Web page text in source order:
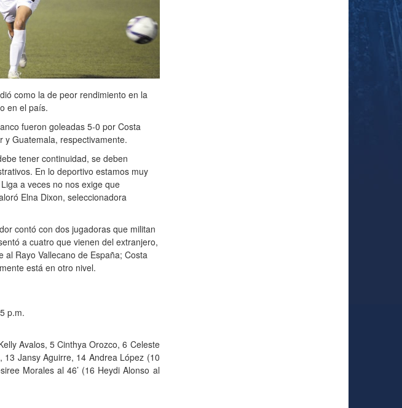
como la de peor rendimiento en la
en el país.
fueron goleadas 5-0 por Costa
Guatemala, respectivamente.
tener continuidad, se deben
En lo deportivo estamos muy
a veces no nos exige que
Elna Dixon, seleccionadora
contó con dos jugadoras que militan
a cuatro que vienen del extranjero,
Rayo Vallecano de España; Costa
está en otro nivel.
p.m.
Avalos, 5 Cinthya Orozco, 6 Celeste
Jansy Aguirre, 14 Andrea López (10
Morales al 46’ (16 Heydi Alonso al